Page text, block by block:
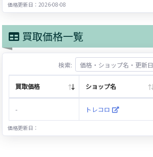
価格更新日：2026-08-08
買取価格一覧
検索:
買取価格 ショップ名
- トレコロ
価格更新日：